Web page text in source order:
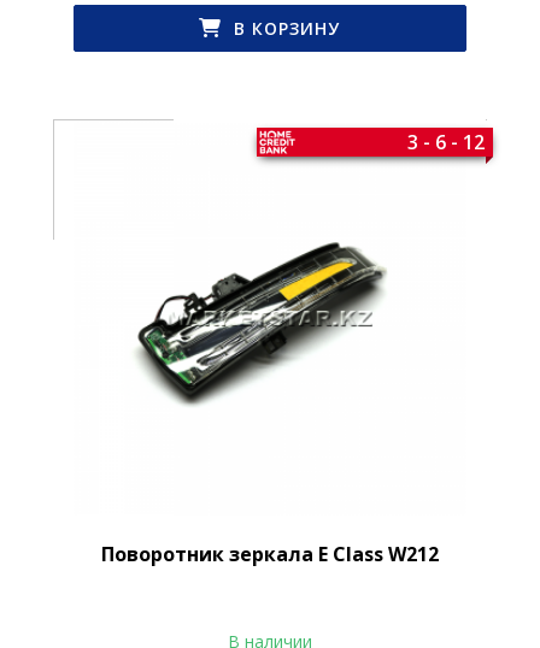
В КОРЗИНУ
Поворотник зеркала E Class W212
3 - 6 - 12
В наличии